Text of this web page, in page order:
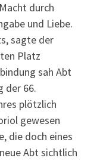
durch
und Liebe.
sagte der
Platz
sah Abt
der 66.
plötzlich
gewesen
die doch eines
Abt sichtlich